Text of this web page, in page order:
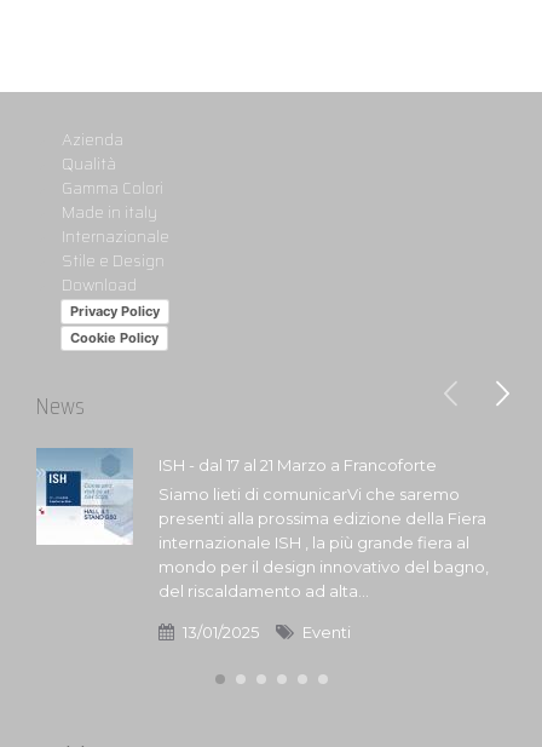
Azienda
Qualità
Gamma Colori
Made in italy
Internazionale
Stile e Design
Download
Privacy Policy
Cookie Policy
News
ISH - dal 17 al 21 Marzo a Francoforte
Siamo lieti di comunicarVi che saremo
presenti alla prossima edizione della Fiera
internazionale ISH , la più grande fiera al
mondo per il design innovativo del bagno,
del riscaldamento ad alta...
13/01/2025 Eventi